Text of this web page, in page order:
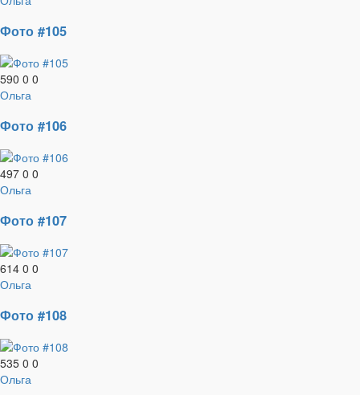
Фото #105
590 0 0
Ольга
Фото #106
497 0 0
Ольга
Фото #107
614 0 0
Ольга
Фото #108
535 0 0
Ольга